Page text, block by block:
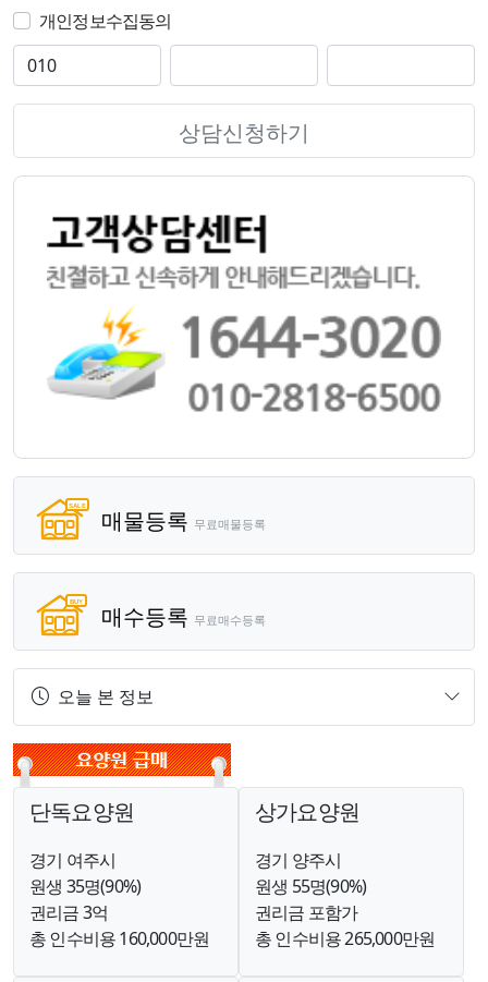
개인정보수집동의
상담신청하기
매물등록 무료매물등록
매수등록 무료매수등록
오늘 본 정보
단독요양원
경기 여주시
원생 35명(90%)
권리금 3억
총 인수비용 160,000만원
상가요양원
경기 양주시
원생 55명(90%)
권리금 포함가
총 인수비용 265,000만원